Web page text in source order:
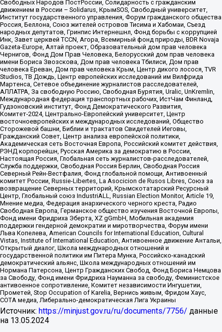
Свободных Народов ПостРоссии, Солидарность с гражданским
движением в России – Solidarus, КрымSOS, Свободный университет,
Институт государственного управления, Форум гражданского общества
Россия, Беллона, Союз жителей островов Тисима и Хабомаи, Съезд
народных депутатов, Гринпис Интернешнл, Фонд борьбы с коррупцией
Инк, Завет церквей TCCN, Агора, Всемирный фонд природы, BDR Novaja
Gazeta-Europe, Алтай проект, Образовательный дом прав человека
Чернигов, Фонд Дом Прав Человека, Белорусский дом прав человека
имени Бориса Звозскова, Дом прав человека Тбилиси, Дом прав
человека Ереван, Дом прав человека Крым, Центр дикого лосося, TVR
Studios, ТВ Дождь, Центр европейских исследований им Вилфрида
Мартенса, Сетевое объединение журналистов расследователей,
АЛЛАТРА, За свободную Россию, Свободная Бурятия, Uralic, UnKremlin,
Международная федерация транспортных рабочих, ИстЧам Финланд,
Гудзоновский институт, Фонд Демократического Развития,
Комитет-2024, Центрально-Европейский университет, Центр
восточноевропейских и международных исследований, Общество
Сторожевой башни, Библии и трактатов Свидетелей Иеговы,
Гражданский Совет, Центр анализа европейской политики,
Академическая сеть Восточная Европа, Российский комитет действия,
РЭНД корпорейшн, Русская Америка за демократию в России,
Настоящая Россия, Глобальная сеть журналистов-расследователей,
Служба поддержки, Свободная Россия Берлин, Свободная Россия
Северный Рейн-Вестфалия, Фонд глобальной помощи, Антивоенный
комитет России, Russie-Libertes, La Asocicion de Rusos Libres, Союз за
возвращение Северных территорий, Крымскотатарский Ресурсный
Центр, Глобальный союз IndustriALL, Russian Election Monitor, Article 19,
Мнение медиа, Федерация анархического черного креста, Радио
Свободная Европа, Германское общество изучения Восточной Европы,
Фонд имени Фридриха Эберта, XZ gGmbH, Мобильная академия
поддержки гендерной демократии и миротворчества, Форум имени
Льва Копелева, American Councils for International Education, Cultural
Vistas, Institute of International Education, Антивоенное движение Антальи,
Открытый диалог, Школа международных отношений и
государственной политики им Питера Мунка, Российско-канадский
демократический альянс, Школа международных отношений им
Нормана Патерсона, Центр Гражданских Свобод, Фонд Бориса Немцова
за Свободу, Фонд имени Фридриха Науманна за свободу, Феминистское
антивоенное сопротивление, Комитет независимости Ингушетии,
Прометей, Stop Occupation of Karelia, Вернись живым, Фридом Хаус,
СОТА медиа, Либерально-демократическая Лига Украины
Источник: https://minjust.gov.ru/ru/documents/7756/ данные
на 13.05.2024